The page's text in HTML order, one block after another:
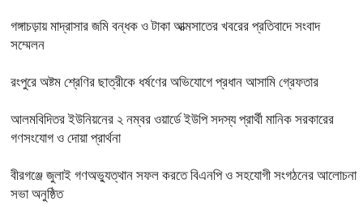
গঙ্গাচড়ায় মাদ্রাসার জমি বন্ধক ও টাকা আত্মসাতের খবরের প্রতিবাদে সংবাদ
সম্মেলন
রংপুরে অষ্টম শ্রেণির ছাত্রীকে ধর্ষণের অভিযোগে প্রধান আসামি গ্রেফতার
আলমবিদিতর ইউনিয়নের ২ নম্বর ওয়ার্ডে ইউপি সদস্য প্রার্থী মানিক সরকারের
গণসংযোগ ও দোয়া প্রার্থনা
বীরগঞ্জে জুলাই গণঅভ্যুত্থান সফল করতে বিএনপি ও সহযোগী সংগঠনের আলোচনা
সভা অনুষ্ঠিত